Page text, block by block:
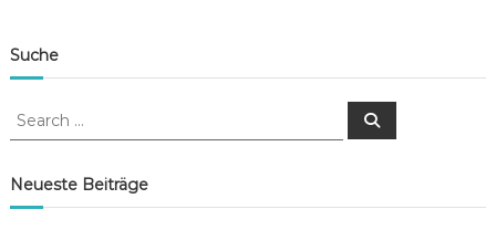
Suche
S
r
c
S
Neueste Beiträge